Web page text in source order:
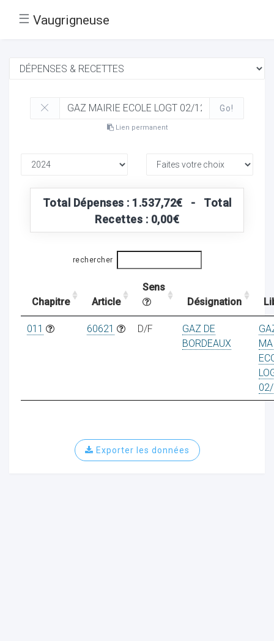
☰ Vaugrigneuse
Go!
Lien permanent
Total Dépenses : 1.537,72€ - Total
Recettes : 0,00€
rechercher
Chapitre Article
Sens
Désignation
011 60621 D/F
GAZ DE
BORDEAUX
Exporter les données